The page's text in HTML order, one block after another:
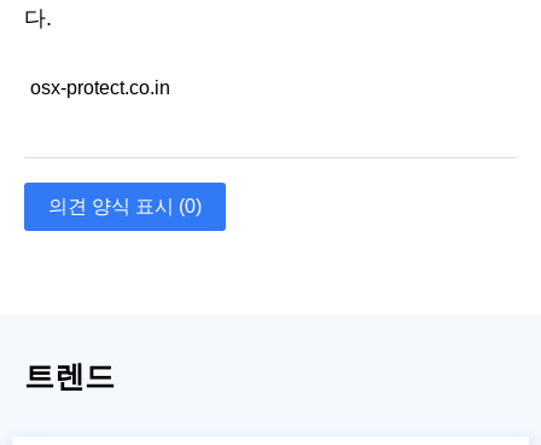
다.
osx-protect.co.in
의견 양식 표시 (0)
트렌드